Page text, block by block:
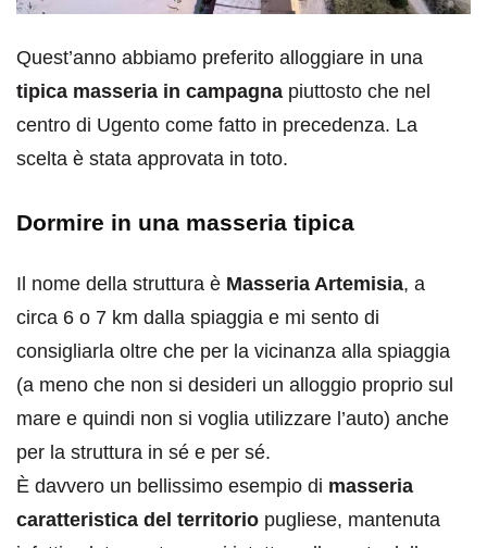
Quest’anno abbiamo preferito alloggiare in una
tipica masseria in campagna piuttosto che nel
centro di Ugento come fatto in precedenza. La
scelta è stata approvata in toto.
Dormire in una masseria tipica
Il nome della struttura è Masseria Artemisia, a
circa 6 o 7 km dalla spiaggia e mi sento di
consigliarla oltre che per la vicinanza alla spiaggia
(a meno che non si desideri un alloggio proprio sul
mare e quindi non si voglia utilizzare l’auto) anche
per la struttura in sé e per sé.
È davvero un bellissimo esempio di masseria
caratteristica del territorio pugliese, mantenuta